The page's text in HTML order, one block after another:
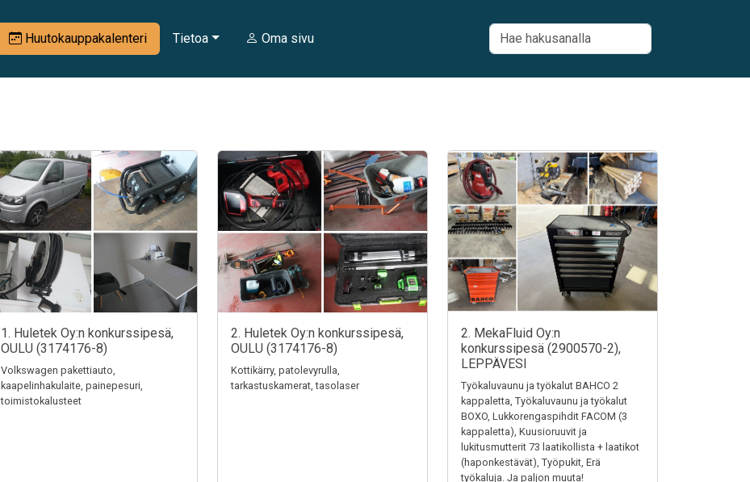
Huutokauppakalenteri Tietoa Oma sivu
1. Huletek Oy:n konkurssipesä,
OULU (3174176-8)
Volkswagen pakettiauto,
kaapelinhakulaite, painepesuri,
toimistokalusteet
2. Huletek Oy:n konkurssipesä,
OULU (3174176-8)
Kottikärry, patolevyrulla,
tarkastuskamerat, tasolaser
2. MekaFluid Oy:n
konkurssipesä (2900570-2),
LEPPÄVESI
Työkaluvaunu ja työkalut BAHCO 2
kappaletta, Työkaluvaunu ja työkalut
BOXO, Lukkorengaspihdit FACOM (3
kappaletta), Kuusioruuvit ja
lukitusmutterit 73 laatikollista + laatikot
(haponkestävät), Työpukit, Erä
työkaluja. Ja paljon muuta!